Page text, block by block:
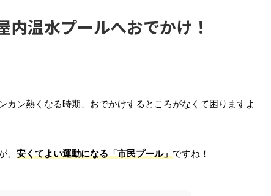
内温水プールへおでかけ！
カン熱くなる時期、おでかけするところがなくて困りますよ
、 安くてよい運動になる「市民プール」ですね！